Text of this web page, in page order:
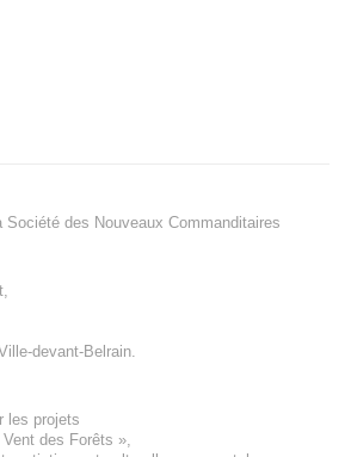
Société des Nouveaux Commanditaires
,
devant-Belrain.
les projets
des Forêts »,